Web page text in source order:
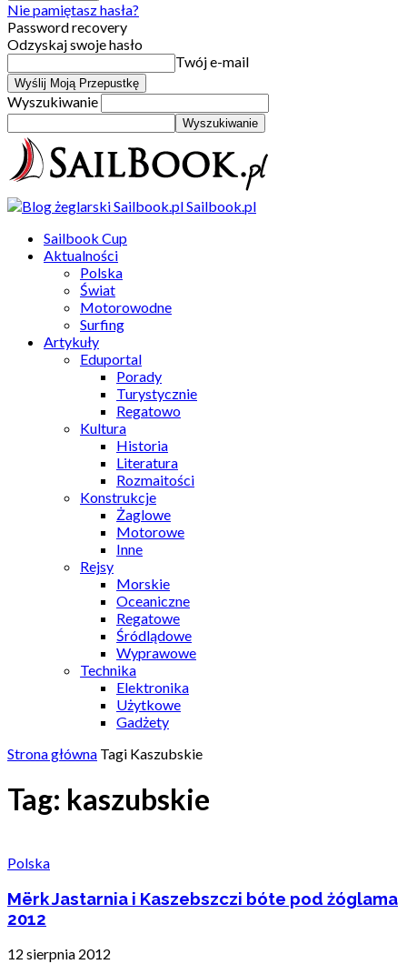
Nie pamiętasz hasła?
Password recovery
Odzyskaj swoje hasło
Twój e-mail
Wyszukiwanie
Sailbook.pl
Sailbook Cup
Aktualności
Polska
Świat
Motorowodne
Surfing
Artykuły
Eduportal
Porady
Turystycznie
Regatowo
Kultura
Historia
Literatura
Rozmaitości
Konstrukcje
Żaglowe
Motorowe
Inne
Rejsy
Morskie
Oceaniczne
Regatowe
Śródlądowe
Wyprawowe
Technika
Elektronika
Użytkowe
Gadżety
Strona główna Tagi Kaszubskie
Tag: kaszubskie
Polska
Mërk Jastarnia i Kaszebszczi bóte pod żóglama
2012
12 sierpnia 2012